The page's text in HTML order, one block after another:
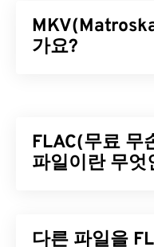
가요?
자는오픈 소스 소프
할 수 있습니다. 마트
FLAC(무료 무
파일이란 무엇
"무손실"이라는 단다